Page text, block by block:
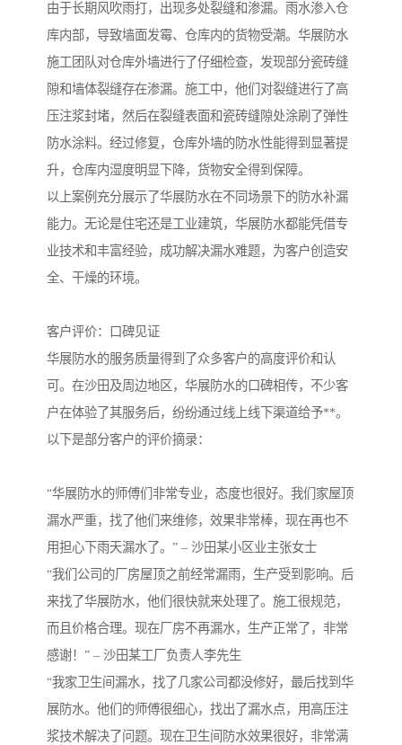
由于长期风吹雨打，出现多处裂缝和渗漏。雨水渗入仓
库内部，导致墙面发霉、仓库内的货物受潮。华展防水
施工团队对仓库外墙进行了仔细检查，发现部分瓷砖缝
隙和墙体裂缝存在渗漏。施工中，他们对裂缝进行了高
压注浆封堵，然后在裂缝表面和瓷砖缝隙处涂刷了弹性
防水涂料。经过修复，仓库外墙的防水性能得到显著提
升，仓库内湿度明显下降，货物安全得到保障。
以上案例充分展示了华展防水在不同场景下的防水补漏
能力。无论是住宅还是工业建筑，华展防水都能凭借专
业技术和丰富经验，成功解决漏水难题，为客户创造安
全、干燥的环境。
客户评价：口碑见证
华展防水的服务质量得到了众多客户的高度评价和认
可。在沙田及周边地区，华展防水的口碑相传，不少客
户在体验了其服务后，纷纷通过线上线下渠道给予**。
以下是部分客户的评价摘录：
“华展防水的师傅们非常专业，态度也很好。我们家屋顶
漏水严重，找了他们来维修，效果非常棒，现在再也不
用担心下雨天漏水了。” – 沙田某小区业主张女士
“我们公司的厂房屋顶之前经常漏雨，生产受到影响。后
来找了华展防水，他们很快就来处理了。施工很规范，
而且价格合理。现在厂房不再漏水，生产正常了，非常
感谢！” – 沙田某工厂负责人李先生
“我家卫生间漏水，找了几家公司都没修好，最后找到华
展防水。他们的师傅很细心，找出了漏水点，用高压注
浆技术解决了问题。现在卫生间防水效果很好，非常满